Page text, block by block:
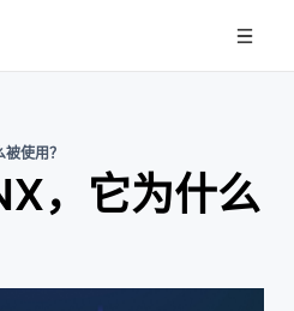
使用？
，它为什么